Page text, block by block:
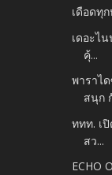
เดือดทุ
เดอะไ
คุ้...
พาราไ
สนุก
ททท. เ
สว...
ECHO